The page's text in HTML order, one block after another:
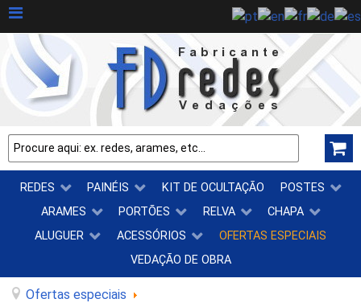
REDES PAINÉIS KIT DE OCULTAÇÃO
POSTES
ARAMES
PORTÕES RELVA
CHAPA
ALUGUER
ACESSÓRIOS
OFERTAS ESPECIAIS
VEDAÇÃO DE OBRA
Ofertas especiais